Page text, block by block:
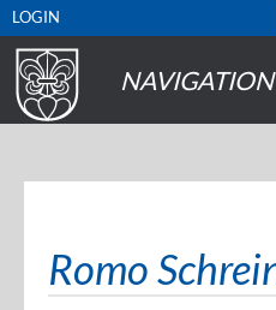
LOGIN
NAVIGATION
Romo